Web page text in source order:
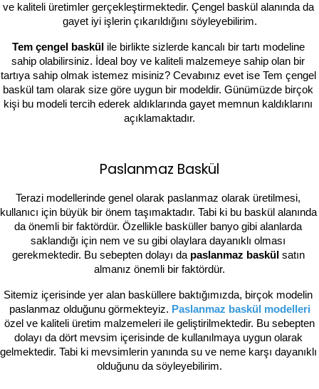
ve kaliteli üretimler gerçekleştirmektedir. Çengel baskül alanında da
gayet iyi işlerin çıkarıldığını söyleyebilirim.
Tem çengel baskül ile birlikte sizlerde kancalı bir tartı modeline
sahip olabilirsiniz. İdeal boy ve kaliteli malzemeye sahip olan bir
tartıya sahip olmak istemez misiniz? Cevabınız evet ise Tem çengel
baskül tam olarak size göre uygun bir modeldir. Günümüzde birçok
kişi bu modeli tercih ederek aldıklarında gayet memnun kaldıklarını
açıklamaktadır.
Paslanmaz Baskül
Terazi modellerinde genel olarak paslanmaz olarak üretilmesi,
kullanıcı için büyük bir önem taşımaktadır. Tabi ki bu baskül alanında
da önemli bir faktördür. Özellikle basküller banyo gibi alanlarda
saklandığı için nem ve su gibi olaylara dayanıklı olması
gerekmektedir. Bu sebepten dolayı da paslanmaz baskül satın
almanız önemli bir faktördür.
Sitemiz içerisinde yer alan basküllere baktığımızda, birçok modelin
paslanmaz olduğunu görmekteyiz. Paslanmaz baskül modelleri
özel ve kaliteli üretim malzemeleri ile geliştirilmektedir. Bu sebepten
dolayı da dört mevsim içerisinde de kullanılmaya uygun olarak
gelmektedir. Tabi ki mevsimlerin yanında su ve neme karşı dayanıklı
olduğunu da söyleyebilirim.